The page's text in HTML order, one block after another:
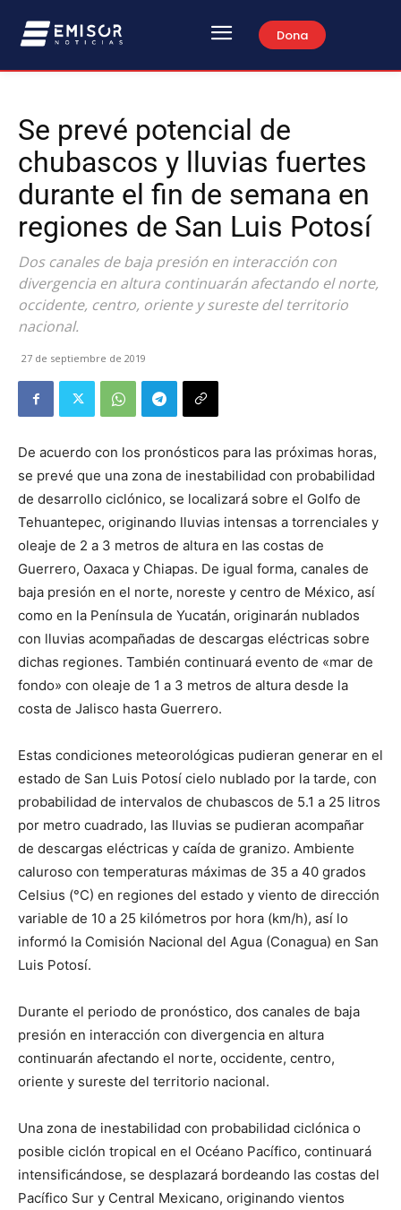
Dona
Se prevé potencial de
chubascos y lluvias fuertes
durante el fin de semana en
regiones de San Luis Potosí
Dos canales de baja presión en interacción con
divergencia en altura continuarán afectando el norte,
occidente, centro, oriente y sureste del territorio
nacional.
27 de septiembre de 2019
De acuerdo con los pronósticos para las próximas horas,
se prevé que una zona de inestabilidad con probabilidad
de desarrollo ciclónico, se localizará sobre el Golfo de
Tehuantepec, originando lluvias intensas a torrenciales y
oleaje de 2 a 3 metros de altura en las costas de
Guerrero, Oaxaca y Chiapas. De igual forma, canales de
baja presión en el norte, noreste y centro de México, así
como en la Península de Yucatán, originarán nublados
con lluvias acompañadas de descargas eléctricas sobre
dichas regiones. También continuará evento de «mar de
fondo» con oleaje de 1 a 3 metros de altura desde la
costa de Jalisco hasta Guerrero.
Estas condiciones meteorológicas pudieran generar en el
estado de San Luis Potosí cielo nublado por la tarde, con
probabilidad de intervalos de chubascos de 5.1 a 25 litros
por metro cuadrado, las lluvias se pudieran acompañar
de descargas eléctricas y caída de granizo. Ambiente
caluroso con temperaturas máximas de 35 a 40 grados
Celsius (°C) en regiones del estado y viento de dirección
variable de 10 a 25 kilómetros por hora (km/h), así lo
informó la Comisión Nacional del Agua (Conagua) en San
Luis Potosí.
Durante el periodo de pronóstico, dos canales de baja
presión en interacción con divergencia en altura
continuarán afectando el norte, occidente, centro,
oriente y sureste del territorio nacional.
Una zona de inestabilidad con probabilidad ciclónica o
posible ciclón tropical en el Océano Pacífico, continuará
intensificándose, se desplazará bordeando las costas del
Pacífico Sur y Central Mexicano, originando vientos